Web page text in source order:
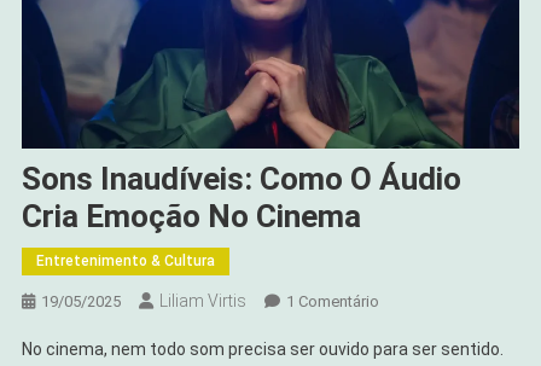
Sons Inaudíveis: Como O Áudio
Cria Emoção No Cinema
Entretenimento & Cultura
19/05/2025 Liliam Virtis 1 ComentárioEm
Inaudíveis:
No cinema, nem todo som precisa ser ouvido para ser sentido.